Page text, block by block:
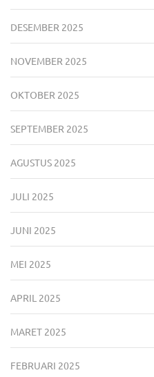
DESEMBER 2025
NOVEMBER 2025
OKTOBER 2025
SEPTEMBER 2025
AGUSTUS 2025
JULI 2025
JUNI 2025
MEI 2025
APRIL 2025
MARET 2025
FEBRUARI 2025